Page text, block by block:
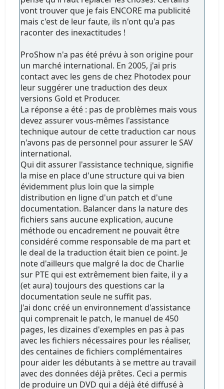
vont trouver que je fais ENCORE ma publicité
mais c'est de leur faute, ils n'ont qu'a pas
raconter des inexactitudes !
ProShow n'a pas été prévu à son origine pour
un marché international. En 2005, j'ai pris
contact avec les gens de chez Photodex pour
leur suggérer une traduction des deux
versions Gold et Producer.
La réponse a été : pas de problèmes mais vous
devez assurer vous-mêmes l'assistance
technique autour de cette traduction car nous
n'avons pas de personnel pour assurer le SAV
international.
Qui dit assurer l'assistance technique, signifie
la mise en place d'une structure qui va bien
évidemment plus loin que la simple
distribution en ligne d'un patch et d'une
documentation. Balancer dans la nature des
fichiers sans aucune explication, aucune
méthode ou encadrement ne pouvait être
considéré comme responsable de ma part et
le deal de la traduction était bien ce point. Je
note d'ailleurs que malgré la doc de Charlie
sur PTE qui est extrêmement bien faite, il y a
(et aura) toujours des questions car la
documentation seule ne suffit pas.
J'ai donc créé un environnement d'assistance
qui comprenait le patch, le manuel de 450
pages, les dizaines d'exemples en pas à pas
avec les fichiers nécessaires pour les réaliser,
des centaines de fichiers complémentaires
pour aider les débutants à se mettre au travail
avec des données déjà prêtes. Ceci a permis
de produire un DVD qui a déjà été diffusé à